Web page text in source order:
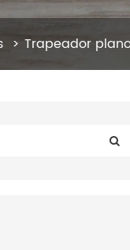
Trapeador